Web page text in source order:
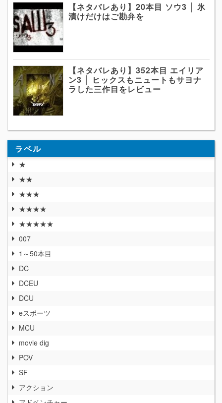
【ネタバレあり】20本目 ソウ3 │ 氷
漬けだけはご勘弁を
【ネタバレあり】352本目 エイリア
ン3 │ ヒックスもニュートもサヨナ
ラした三作目をレビュー
ラベル
★
★★
★★★
★★★★
★★★★★
007
1～50本目
DC
DCEU
DCU
eスポーツ
MCU
movie dig
POV
SF
アクション